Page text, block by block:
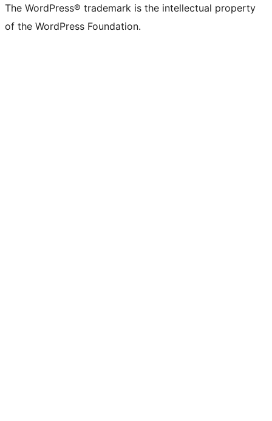
The WordPress® trademark is the intellectual property
of the WordPress Foundation.